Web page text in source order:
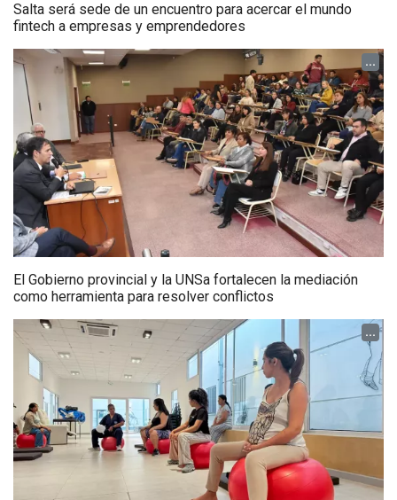
Salta será sede de un encuentro para acercar el mundo
fintech a empresas y emprendedores
...
El Gobierno provincial y la UNSa fortalecen la mediación
como herramienta para resolver conflictos
...